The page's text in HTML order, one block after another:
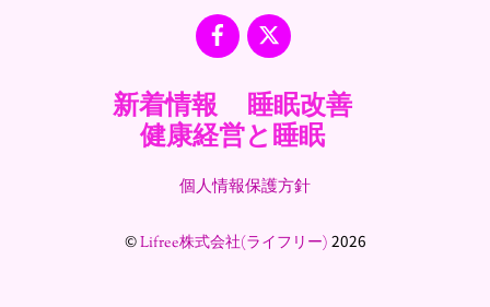
Facebook
X
新着情報
睡眠改善
健康経営と睡眠
個人情報保護方針
©Lifree株式会社(ライフリー) 2026